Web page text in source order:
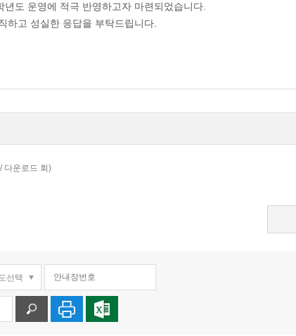
도 운영에 적극 반영하고자 마련되었습니다.
하고 성실한 응답을 부탁드립니다.
다운로드 회)